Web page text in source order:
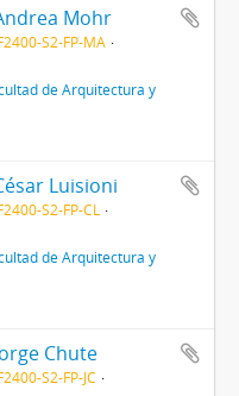
Mohr
S2-FP-MA
de Arquitectura y
Luisioni
S2-FP-CL
de Arquitectura y
Chute
S2-FP-JC